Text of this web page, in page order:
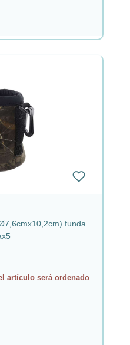
funda
artículo será ordenado